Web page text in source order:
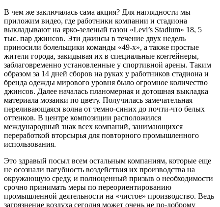
В чем же заключалась сама акция? Для наглядности мы
приложим видео, где работники компании и стадиона
выкладывают на ярко-зеленый газон «Levi’s Stadium» 18, 5
тыс. пар джинсов. Эти джинсы в течение двух недель
приносили болельщики команды «49-х», а также простые
жители города, закидывая их в специальные контейнеры,
заблаговременно установленные у спортивной арены. Таким
образом за 14 дней сборов на руках у работников стадиона и
бренда одежды мирового уровня было огромное количество
джинсов. Далее началась планомерная и дотошная выкладка
материала мозаики по цвету. Получилась замечательная
переливающаяся волна от темно-синих до почти-что белых
оттенков. В центре композиции расположился
международный знак всех компаний, занимающихся
переработкой вторсырья для повторного промышленного
использования.
Это здравый посыл всем остальным компаниям, которые еще
не осознали пагубность воздействия их производства на
окружающую среду, и полноценный призыв о необходимости
срочно принимать меры по переориентированию
промышленной деятельности на «чистое» производство. Ведь
загрязнение воздуха сегодня может очень не по-доброму